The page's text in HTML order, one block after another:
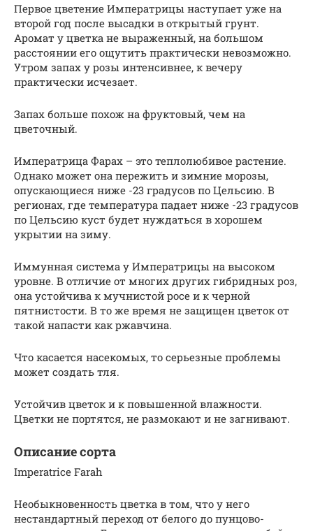
Первое цветение Императрицы наступает уже на
второй год после высадки в открытый грунт.
Аромат у цветка не выраженный, на большом
расстоянии его ощутить практически невозможно.
Утром запах у розы интенсивнее, к вечеру
практически исчезает.
Запах больше похож на фруктовый, чем на
цветочный.
Императрица Фарах – это теплолюбивое растение.
Однако может она пережить и зимние морозы,
опускающиеся ниже -23 градусов по Цельсию. В
регионах, где температура падает ниже -23 градусов
по Цельсию куст будет нуждаться в хорошем
укрытии на зиму.
Иммунная система у Императрицы на высоком
уровне. В отличие от многих других гибридных роз,
она устойчива к мучнистой росе и к черной
пятнистости. В то же время не защищен цветок от
такой напасти как ржавчина.
Что касается насекомых, то серьезные проблемы
может создать тля.
Устойчив цветок и к повышенной влажности.
Цветки не портятся, не размокают и не загнивают.
Описание сорта
Imperatrice Farah
Необыкновенность цветка в том, что у него
нестандартный переход от белого до пунцово-